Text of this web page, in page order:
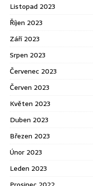
Listopad 2023
Říjen 2023
Září 2023
Srpen 2023
Červenec 2023
Červen 2023
Květen 2023
Duben 2023
Březen 2023
Únor 2023
Leden 2023